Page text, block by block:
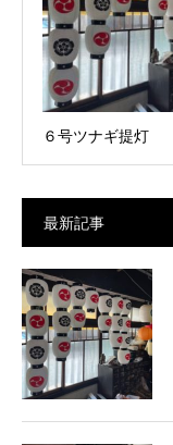
６号ツナギ提灯
最新記事